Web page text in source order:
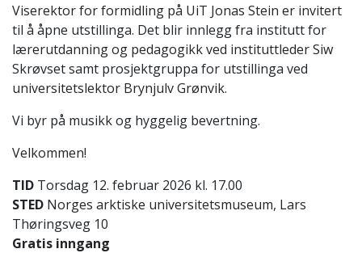
Viserektor for formidling på UiT Jonas Stein er invitert
til å åpne utstillinga. Det blir innlegg fra institutt for
lærerutdanning og pedagogikk ved instituttleder Siw
Skrøvset samt prosjektgruppa for utstillinga ved
universitetslektor Brynjulv Grønvik.
Vi byr på musikk og hyggelig bevertning.
Velkommen!
TID Torsdag 12. februar 2026 kl. 17.00
STED Norges arktiske universitetsmuseum, Lars
Thøringsveg 10
Gratis inngang